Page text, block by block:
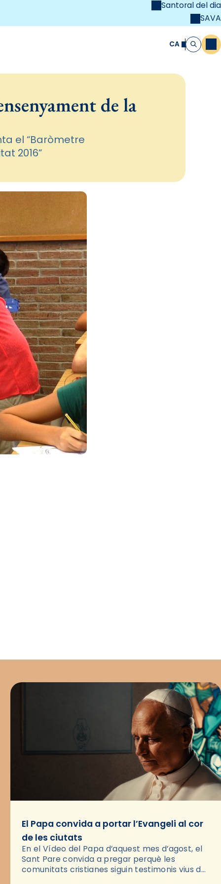
Santoral del dia
SAVA
Cristiana CA Cerca
de la
el “Baròmetre
2016”
El Papa convida a portar l’Evangeli al cor
de les ciutats
En el Vídeo del Papa d’aquest mes d’agost, el
Sant Pare convida a pregar perquè les
comunitats cristianes siguin testimonis vius de